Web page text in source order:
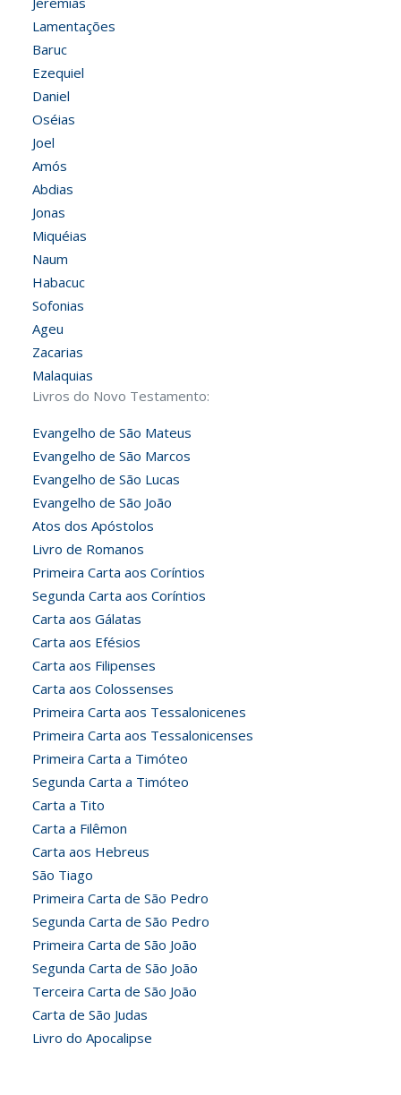
Lamentações
Baruc
Ezequiel
Daniel
Oséias
Joel
Amós
Abdias
Jonas
Miquéias
Naum
Habacuc
Sofonias
Ageu
Zacarias
Malaquias
Livros do Novo Testamento:
Evangelho de São Mateus
Evangelho de São Marcos
Evangelho de São Lucas
Evangelho de São João
Atos dos Apóstolos
Livro de Romanos
Primeira Carta aos Coríntios
Segunda Carta aos Coríntios
Carta aos Gálatas
Carta aos Efésios
Carta aos Filipenses
Carta aos Colossenses
Primeira Carta aos Tessalonicenes
Primeira Carta aos Tessalonicenses
Primeira Carta a Timóteo
Segunda Carta a Timóteo
Carta a Tito
Carta a Filêmon
Carta aos Hebreus
São Tiago
Primeira Carta de São Pedro
Segunda Carta de São Pedro
Primeira Carta de São João
Segunda Carta de São João
Terceira Carta de São João
Carta de São Judas
Livro do Apocalipse